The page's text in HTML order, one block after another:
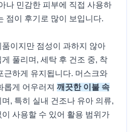
나 민감한 피부에 직접 사용하
점이 후기로 많이 보입니다.
이지만 점성이 과하지 않아
풀리며, 세탁 후 건조 중, 착
근하게 유지됩니다. 머스크와
롭게 어우러져 깨끗한 이불 속
며, 특히 실내 건조나 유아 의류,
사용할 수 있어 활용 범위가